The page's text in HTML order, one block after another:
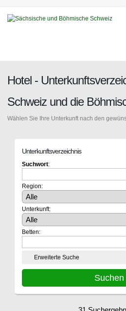
Hotel -
Schweiz und die
Wählen Sie Ihre Unterkunft nach den
Unterkunftsverzeichnis
Suchwort:
Region:
Unterkunft:
Betten:
Erweiterte Suche